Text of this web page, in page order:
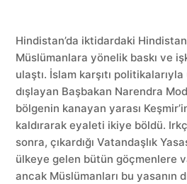
Hindistan’da iktidardaki
Müslümanlara yönelik baskı ve
ulaştı. İslam karşıtı
dışlayan Başbakan Narendra
bölgenin kanayan yarası
kaldırarak eyaleti ikiye böldü.
sonra, çıkardığı Vatandaşlık
ülkeye gelen bütün göçmenlere
ancak Müslümanları bu yasanın